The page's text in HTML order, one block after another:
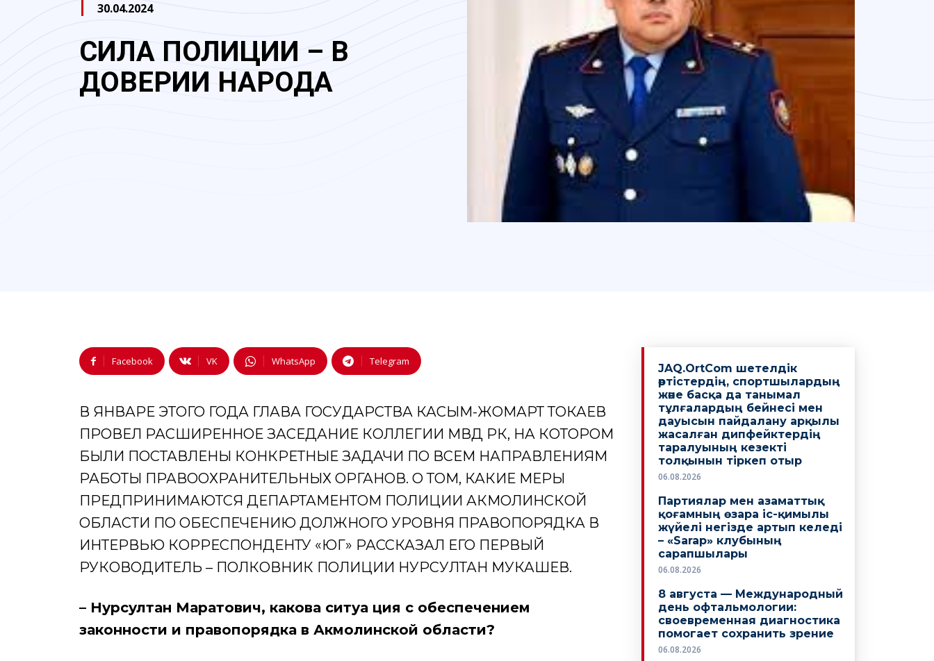
30.04.2024
СИЛА ПОЛИЦИИ – В
ДОВЕРИИ НАРОДА
Facebook VK WhatsApp Telegram
В ЯНВАРЕ ЭТОГО ГОДА ГЛАВА ГОСУДАРСТВА КАСЫМ-ЖОМАРТ ТОКАЕВ
ПРОВЕЛ РАСШИРЕННОЕ ЗАСЕДАНИЕ КОЛЛЕГИИ МВД РК, НА КОТОРОМ
БЫЛИ ПОСТАВЛЕНЫ КОНКРЕТНЫЕ ЗАДАЧИ ПО ВСЕМ НАПРАВЛЕНИЯМ
РАБОТЫ ПРАВООХРАНИТЕЛЬНЫХ ОРГАНОВ. О ТОМ, КАКИЕ МЕРЫ
ПРЕДПРИНИМАЮТСЯ ДЕПАРТАМЕНТОМ ПОЛИЦИИ АКМОЛИНСКОЙ
ОБЛАСТИ ПО ОБЕСПЕЧЕНИЮ ДОЛЖНОГО УРОВНЯ ПРАВОПОРЯДКА В
ИНТЕРВЬЮ КОРРЕСПОНДЕНТУ «ЮГ» РАССКАЗАЛ ЕГО ПЕРВЫЙ
РУКОВОДИТЕЛЬ – ПОЛКОВНИК ПОЛИЦИИ НУРСУЛТАН МУКАШЕВ.
– Нурсултан Маратович, какова ситуа ция с обеспечением
законности и правопорядка в Акмолинской области?
JAQ.OrtCom шетелдік
әртістердің, спортшылардың
және басқа да танымал
тұлғалардың бейнесі мен
дауысын пайдалану арқылы
жасалған дипфейктердің
таралуының кезекті
толқынын тіркеп отыр
06.08.2026
Партиялар мен азаматтық
қоғамның өзара іс-қимылы
жүйелі негізде артып келеді
– «Sarap» клубының
сарапшылары
06.08.2026
8 августа — Международный
день офтальмологии:
своевременная диагностика
помогает сохранить зрение
06.08.2026